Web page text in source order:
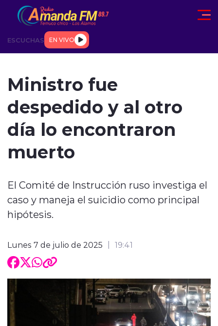
Click acá para ir directamente al contenido
ESCUCHAS EN VIVO
TENDENCIAS
modo claro
Ministro fue
despedido y al otro
día lo encontraron
muerto
El Comité de Instrucción ruso investiga el
caso y maneja el suicidio como principal
hipótesis.
Lunes 7 de julio de 2025 19:41